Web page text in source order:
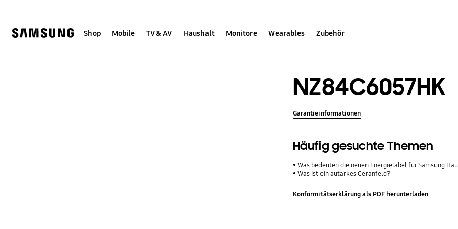
help
Shop Mobile TV & AV Haushalt Monitore Wearables Zubehör
NZ84C6057HK
Garantieinformationen
Häufig gesuchte Themen
Was bedeuten die neuen Energielabel für Samsung
Was ist ein autarkes Ceranfeld?
Konformitätserklärung als PDF herunterladen